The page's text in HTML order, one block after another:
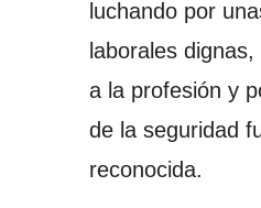
luchando por
laborales
a la profesión y
de la seguridad
reconocida.